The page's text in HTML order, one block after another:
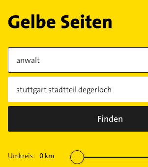
Finden
Umkreis: 0 km